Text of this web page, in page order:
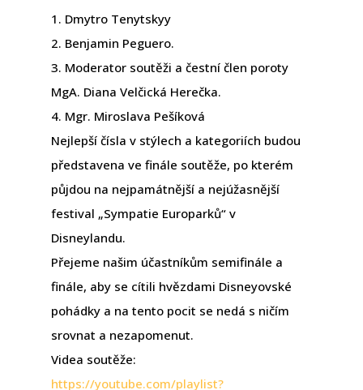
1. Dmytro Tenytskyy
2. Benjamin Peguero.
3. Moderator soutěži a čestní člen poroty
MgA. Diana Velčická Herečka.
4. Mgr. Miroslava Pešíková
Nejlepší čísla v stýlech a kategoriích budou
představena ve finále soutěže, po kterém
půjdou na nejpamátnější a nejúžasnější
festival „Sympatie Europarků“ v
Disneylandu.
Přejeme našim účastníkům semifinále a
finále, aby se cítili hvězdami Disneyovské
pohádky a na tento pocit se nedá s ničím
srovnat a nezapomenut.
Videa soutěže:
https://youtube.com/playlist?